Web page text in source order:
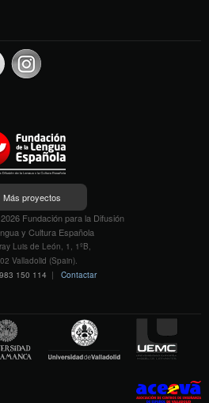
Más proyectos
Fundación para la Difusión
y Cultura Española
Luis de León, 1, 1ºB,
Valladolid (Spain).
983 150 114 | Contactar